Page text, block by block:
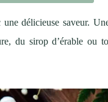
délicieuse saveur.
du sirop d’érable ou